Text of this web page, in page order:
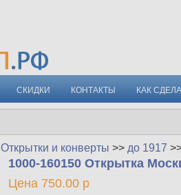
СКИДКИ КОНТАКТЫ КАК
Открытки и конверты >> до 1917
1000-160150 Открытка
Цена 750.00 р